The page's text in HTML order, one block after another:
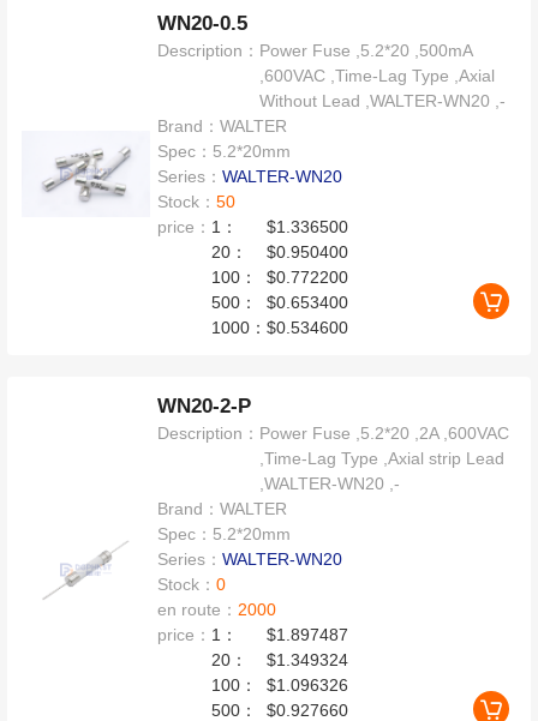
WN20-0.5
Description： Power Fuse ,5.2*20 ,500mA
,600VAC ,Time-Lag Type ,Axial
Without Lead ,WALTER-WN20 ,-
Brand：WALTER
Spec： 5.2*20mm
Series：WALTER-WN20
Stock：50
price： 1：
$1.336500
20：
$0.950400
100：
$0.772200
500：
$0.653400
1000：$0.534600
WN20-2-P
Description： Power Fuse ,5.2*20 ,2A ,600VAC
,Time-Lag Type ,Axial strip Lead
,WALTER-WN20 ,-
Brand：WALTER
Spec： 5.2*20mm
Series：WALTER-WN20
Stock：0
en route： 2000
price： 1：
$1.897487
20：
$1.349324
100：
$1.096326
500：
$0.927660